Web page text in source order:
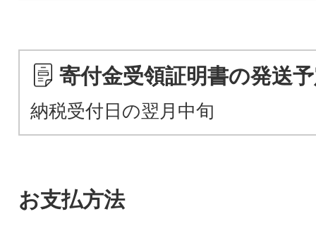
寄付金受領証明書の発送
納税受付日の翌月中旬
お支払方法